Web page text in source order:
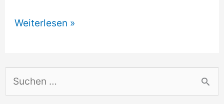
u
Hundeschule
Weiterlesen »